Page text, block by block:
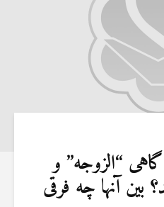
“الزوجه” و
بین آنها چه فرقی